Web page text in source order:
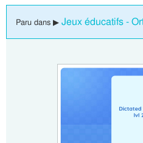
Paru dans ▶ Jeux éducatifs -